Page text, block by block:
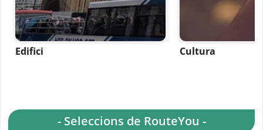
Edifici Cultura
- Seleccions de RouteYou -